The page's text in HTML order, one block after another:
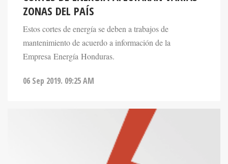
ZONAS DEL PAÍS
Estos cortes de energía se deben a trabajos de
mantenimiento de acuerdo a información de la
Empresa Energía Honduras.
06 Sep 2019. 09:25 AM